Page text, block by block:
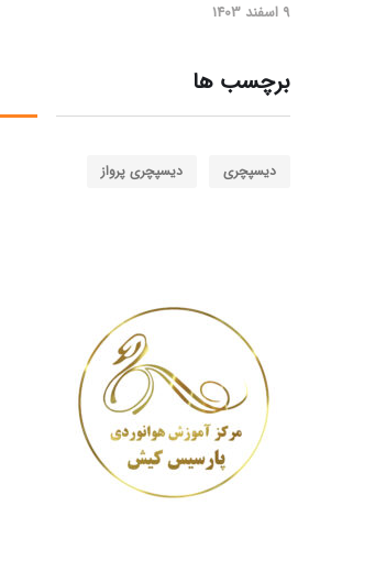
9 اسفند 1403
برچسب ها
دیسپچری دیسپچری پرواز